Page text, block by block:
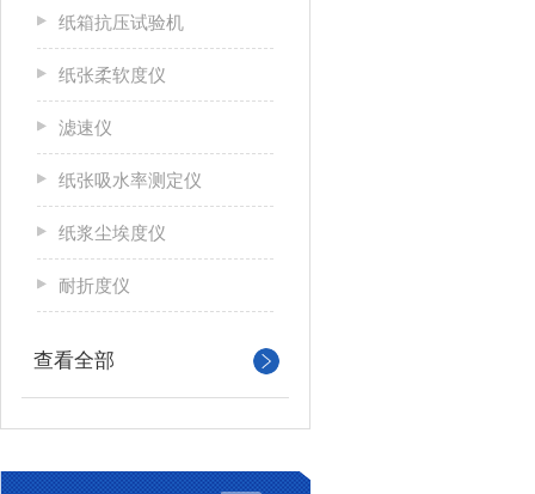
纸箱抗压试验机
纸张柔软度仪
滤速仪
纸张吸水率测定仪
纸浆尘埃度仪
耐折度仪
查看全部